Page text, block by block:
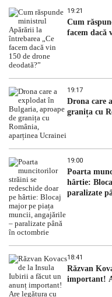
19:21
Cum
facem dacă
19:17
Drona care
granița cu
19:00
Poarta
hârtie:
paralizate
18:41
Răzvan
important!